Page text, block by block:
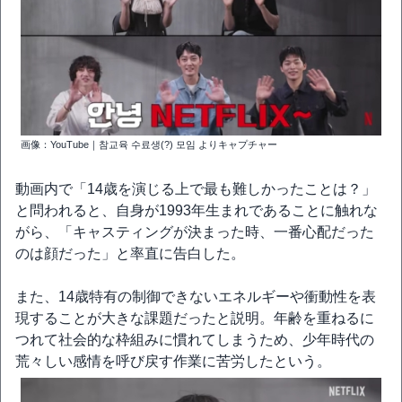
画像：YouTube｜참교육 수료생(?) 모임 よりキャプチャー
動画内で「14歳を演じる上で最も難しかったことは？」
と問われると、自身が1993年生まれであることに触れな
がら、「キャスティングが決まった時、一番心配だった
のは顔だった」と率直に告白した。
また、14歳特有の制御できないエネルギーや衝動性を表
現することが大きな課題だったと説明。年齢を重ねるに
つれて社会的な枠組みに慣れてしまうため、少年時代の
荒々しい感情を呼び戻す作業に苦労したという。